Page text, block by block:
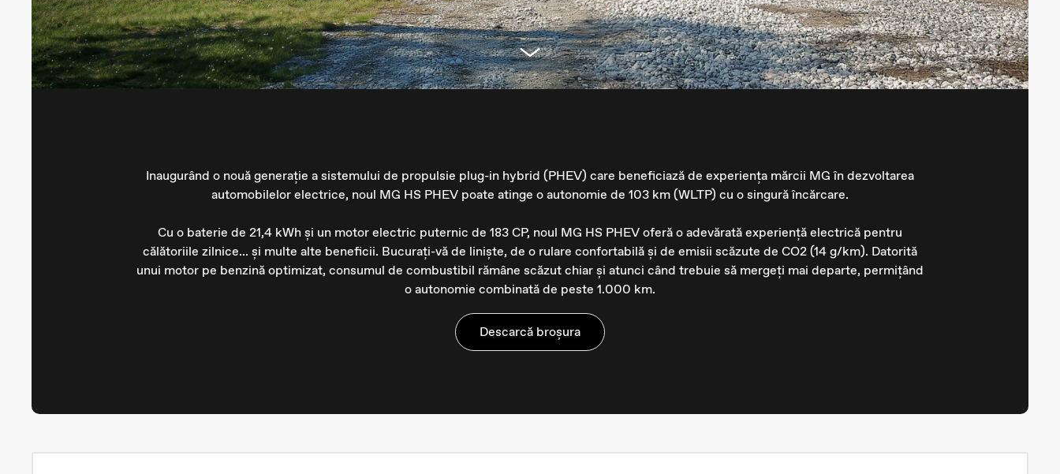
Inaugurând o nouă generație a sistemului de propulsie plug-in hybrid (PHEV) care beneficiază de experiența mărcii MG în dezvoltarea
automobilelor electrice, noul MG HS PHEV poate atinge o autonomie de 103 km (WLTP) cu o singură încărcare.
Cu o baterie de 21,4 kWh și un motor electric puternic de 183 CP, noul MG HS PHEV oferă o adevărată experiență electrică pentru
călătoriile zilnice... și multe alte beneficii. Bucurați-vă de liniște, de o rulare confortabilă și de emisii scăzute de CO2 (14 g/km). Datorită
unui motor pe benzină optimizat, consumul de combustibil rămâne scăzut chiar și atunci când trebuie să mergeți mai departe, permițând
o autonomie combinată de peste 1.000 km.
Descarcă broșura